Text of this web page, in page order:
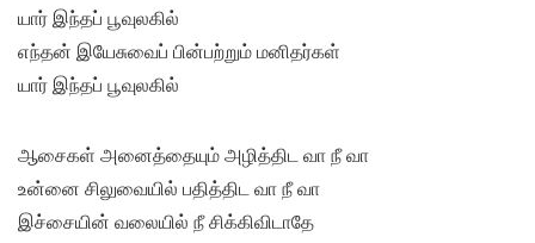
யார் இந்தப் பூவுலகில்
எந்தன் இயேசுவைப் பின்பற்றும் மனிதர்கள்
யார் இந்தப் பூவுலகில்
ஆசைகள் அனைத்தையும் அழித்திட வா நீ வா
உன்னை சிலுவையில் பதித்திட வா நீ வா
இச்சையின் வலையில் நீ சிக்கிவிடாதே